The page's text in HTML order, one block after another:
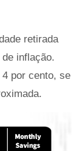
retirada
inflação.
por cento, se